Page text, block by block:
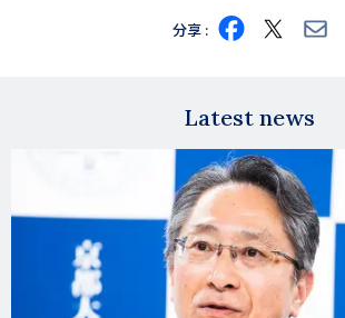
分享 Share
on
Share
on
Share
via
Latest news